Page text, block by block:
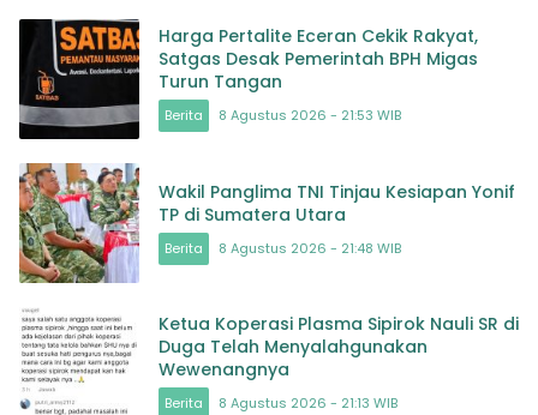
Harga Pertalite Eceran Cekik Rakyat,
Satgas Desak Pemerintah BPH Migas
Turun Tangan
Berita 8 Agustus 2026 - 21:53 WIB
Wakil Panglima TNI Tinjau Kesiapan Yonif
TP di Sumatera Utara
Berita 8 Agustus 2026 - 21:48 WIB
Ketua Koperasi Plasma Sipirok Nauli SR di
Duga Telah Menyalahgunakan
Wewenangnya
Berita 8 Agustus 2026 - 21:13 WIB